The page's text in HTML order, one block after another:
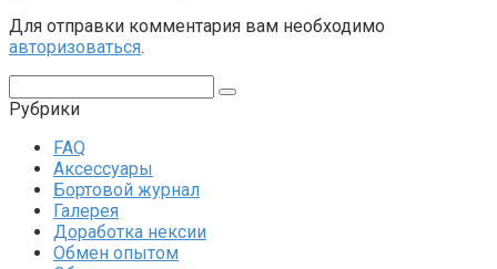
Для отправки комментария вам необходимо
авторизоваться.
Рубрики
FAQ
Аксессуары
Бортовой журнал
Галерея
Доработка нексии
Обмен опытом